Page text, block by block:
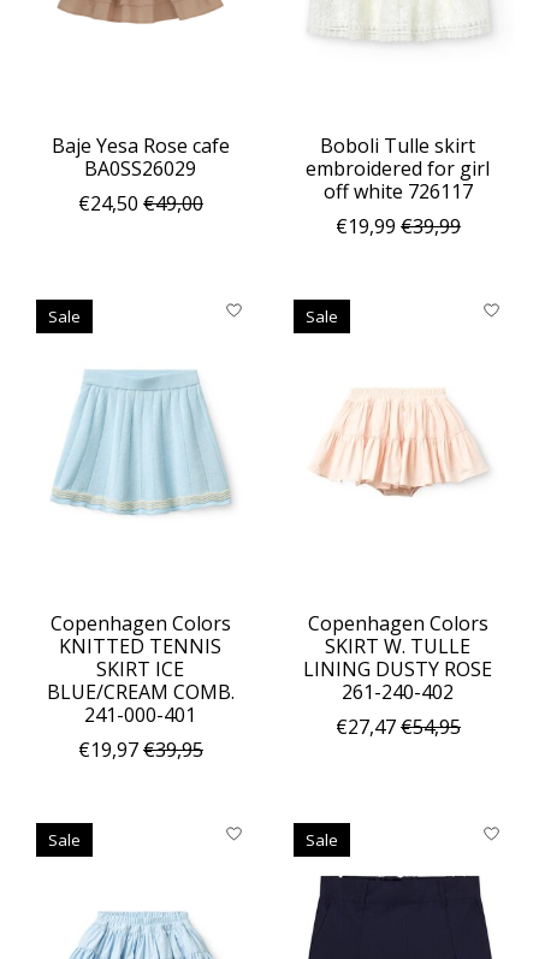
Baje Yesa Rose cafe
BA0SS26029
€24,50 €49,00
Boboli Tulle skirt
embroidered for girl
off white 726117
€19,99 €39,99
Sale
Copenhagen Colors
KNITTED TENNIS
SKIRT ICE
BLUE/CREAM COMB.
241-000-401
€19,97€39,95
Sale
Copenhagen Colors
SKIRT W. TULLE
LINING DUSTY ROSE
261-240-402
€27,47€54,95
Sale Sale